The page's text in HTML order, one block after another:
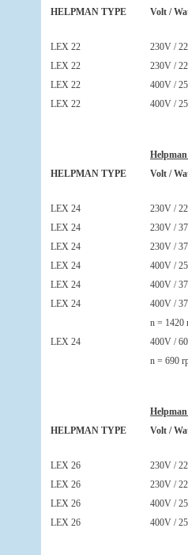
HELPMAN TYPE
Volt /
LEX 22
230V /
LEX 22
230V /
LEX 22
400V /
LEX 22
400V /
HELPMAN TYPE
Volt /
LEX 24
230V /
LEX 24
230V /
LEX 24
230V /
LEX 24
400V /
LEX 24
400V /
LEX 24
400V /
n = 1420
LEX 24
400V /
n = 690
HELPMAN TYPE
Volt /
LEX 26
230V /
LEX 26
230V /
LEX 26
400V /
LEX 26
400V /